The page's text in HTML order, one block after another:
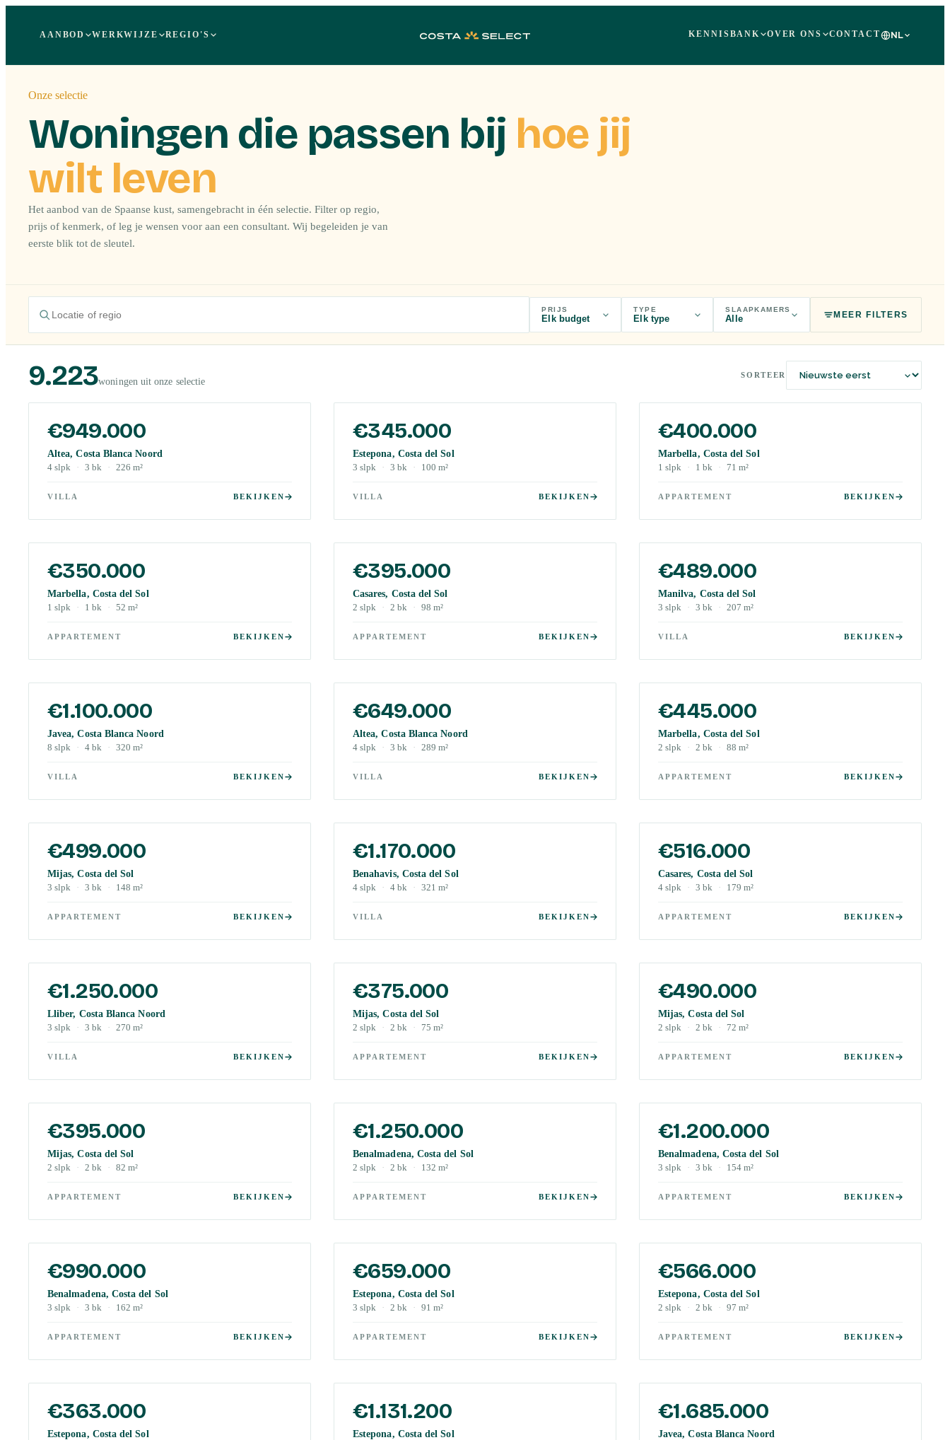
AANBOD WERKWIJZE REGIO'S KENNISBANK OVER ONS CONTACT NL
Onze selectie
Woningen die passen bij hoe jij
wilt leven
Het aanbod van de Spaanse kust, samengebracht in één selectie. Filter op regio,
prijs of kenmerk, of leg je wensen voor aan een consultant. Wij begeleiden je van
eerste blik tot de sleutel.
PRIJS
Elk budget
TYPE
Elk type
SLAAPKAMERS
Alle MEER FILTERS
9.223woningen uit onze selectie
SORTEER
€949.000
Altea, Costa Blanca Noord
4 slpk · 3 bk · 226 m²
VILLA BEKIJKEN
€345.000
Estepona, Costa del Sol
3 slpk · 3 bk · 100 m²
VILLA BEKIJKEN
€400.000
Marbella, Costa del Sol
1 slpk · 1 bk · 71 m²
APPARTEMENT BEKIJKEN
€350.000
Marbella, Costa del Sol
1 slpk · 1 bk · 52 m²
APPARTEMENT BEKIJKEN
€395.000
Casares, Costa del Sol
2 slpk · 2 bk · 98 m²
APPARTEMENT BEKIJKEN
€489.000
Manilva, Costa del Sol
3 slpk · 3 bk · 207 m²
VILLA BEKIJKEN
€1.100.000
Javea, Costa Blanca Noord
8 slpk · 4 bk · 320 m²
VILLA BEKIJKEN
€649.000
Altea, Costa Blanca Noord
4 slpk · 3 bk · 289 m²
VILLA BEKIJKEN
€445.000
Marbella, Costa del Sol
2 slpk · 2 bk · 88 m²
APPARTEMENT BEKIJKEN
€499.000
Mijas, Costa del Sol
3 slpk · 3 bk · 148 m²
APPARTEMENT BEKIJKEN
€1.170.000
Benahavis, Costa del Sol
4 slpk · 4 bk · 321 m²
VILLA BEKIJKEN
€516.000
Casares, Costa del Sol
4 slpk · 3 bk · 179 m²
APPARTEMENT BEKIJKEN
€1.250.000
Lliber, Costa Blanca Noord
3 slpk · 3 bk · 270 m²
VILLA BEKIJKEN
€375.000
Mijas, Costa del Sol
2 slpk · 2 bk · 75 m²
APPARTEMENT BEKIJKEN
€490.000
Mijas, Costa del Sol
2 slpk · 2 bk · 72 m²
APPARTEMENT BEKIJKEN
€395.000
Mijas, Costa del Sol
2 slpk · 2 bk · 82 m²
APPARTEMENT BEKIJKEN
€1.250.000
Benalmadena, Costa del Sol
2 slpk · 2 bk · 132 m²
APPARTEMENT BEKIJKEN
€1.200.000
Benalmadena, Costa del Sol
3 slpk · 3 bk · 154 m²
APPARTEMENT BEKIJKEN
€990.000
Benalmadena, Costa del Sol
3 slpk · 3 bk · 162 m²
APPARTEMENT BEKIJKEN
€659.000
Estepona, Costa del Sol
3 slpk · 2 bk · 91 m²
APPARTEMENT BEKIJKEN
€566.000
Estepona, Costa del Sol
2 slpk · 2 bk · 97 m²
APPARTEMENT BEKIJKEN
€363.000
Estepona, Costa del Sol
€1.131.200
Estepona, Costa del Sol
€1.685.000
Javea, Costa Blanca Noord